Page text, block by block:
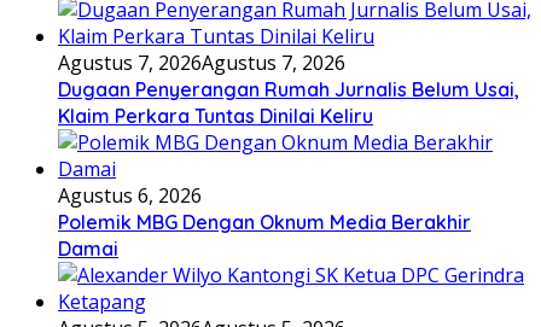
Agustus 7, 2026Agustus 7, 2026
Dugaan Penyerangan Rumah Jurnalis Belum Usai,
Klaim Perkara Tuntas Dinilai Keliru
Agustus 6, 2026
Polemik MBG Dengan Oknum Media Berakhir
Damai